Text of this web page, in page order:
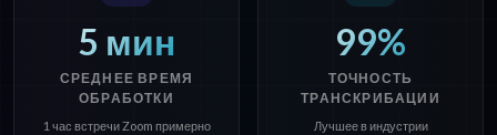
5 мин
СРЕДНЕЕ ВРЕМЯ
ОБРАБОТКИ
1 час встречи Zoom примерно
99%
ТОЧНОСТЬ
ТРАНСКРИБАЦИИ
Лучшее в индустрии